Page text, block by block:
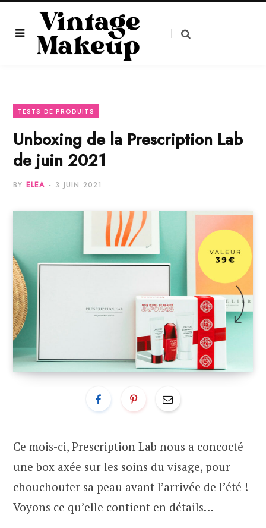
TESTS DE PRODUITS
Unboxing de la Prescription Lab
de juin 2021
BY ELEA 3 JUIN 2021
Ce mois-ci, Prescription Lab nous a concocté
une box axée sur les soins du visage, pour
chouchouter sa peau avant l’arrivée de l’été !
Voyons ce qu’elle contient en détails…